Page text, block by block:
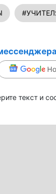
текст и